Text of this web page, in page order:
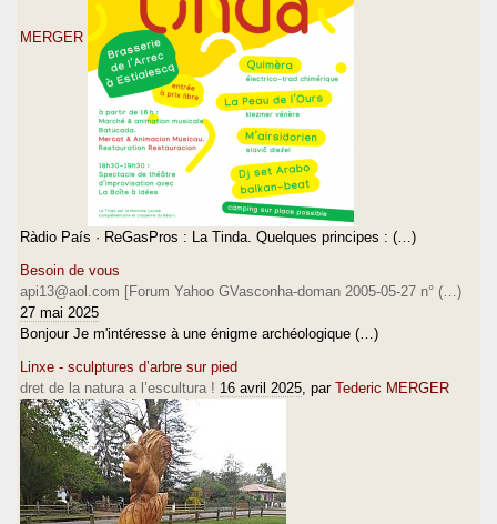
MERGER
Ràdio País · ReGasPros : La Tinda. Quelques principes : (…)
Besoin de vous
api13@aol.com [Forum Yahoo GVasconha-doman 2005-05-27 n° (…)
27 mai 2025
Bonjour Je m'intéresse à une énigme archéologique (…)
Linxe - sculptures d’arbre sur pied
dret de la natura a l’escultura ! 16 avril 2025 , par Tederic MERGER